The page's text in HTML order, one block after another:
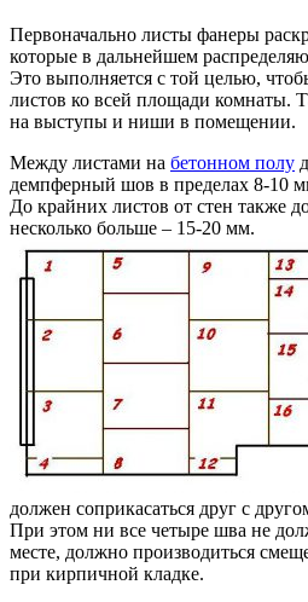
Первоначально листы фанеры
которые в дальнейшем
Это выполняется с той целью,
листов ко всей площади комнаты.
на выступы и ниши в помещении.
Между листами на бетонном полу
демпферный шов в пределах 8-10
До крайних листов от стен также
несколько больше – 15-20 мм.
должен соприкасаться друг с
При этом ни все четыре шва не
месте, должно производиться
при кирпичной кладке.